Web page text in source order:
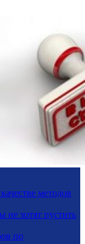
методов
не хотят пустить
по